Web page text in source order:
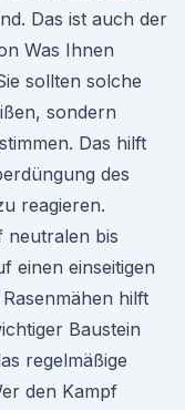
Das ist auch der
Was Ihnen
sollten solche
sondern
Das hilft
des
reagieren.
neutralen bis
einen einseitigen
hilft
Baustein
regelmäßige
den Kampf